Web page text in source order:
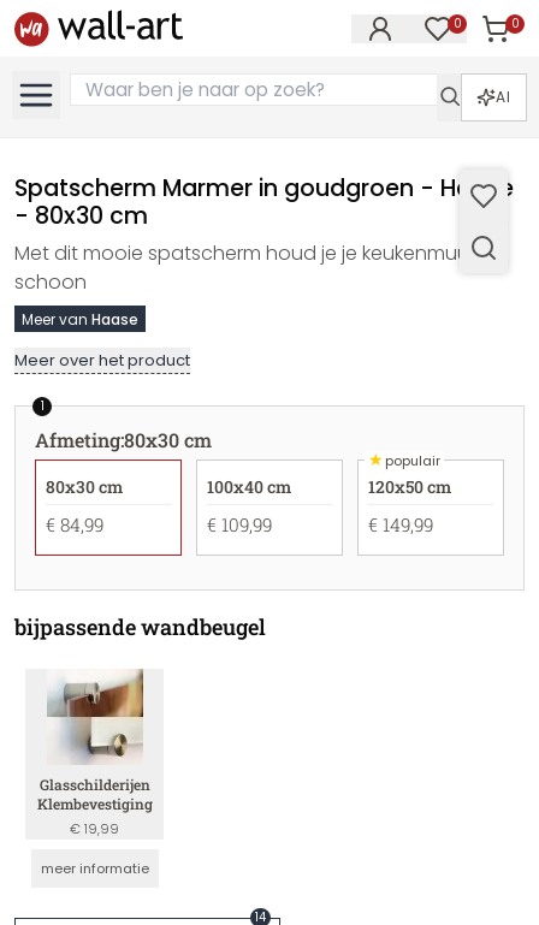
0 0
AI
Spatscherm Marmer in goudgroen - Haase
- 80x30 cm
Met dit mooie spatscherm houd je je keukenmuur
schoon
Meer van Haase
Meer over het product
1
Afmeting:80x30 cm
80x30 cm
€ 84,99
100x40 cm
€ 109,99
★populair
120x50 cm
€ 149,99
bijpassende wandbeugel
Glasschilderijen
Klembevestiging
€ 19,99
meer informatie
14